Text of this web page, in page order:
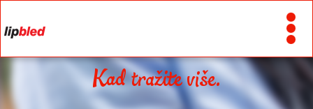
Kad tražite više.